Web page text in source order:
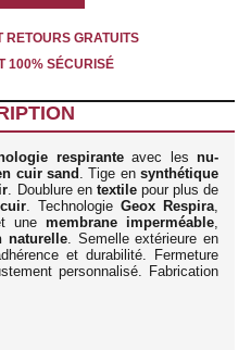
RETOURS GRATUITS
100% SÉCURISÉ
respiranteavec les nu-
cuir sand . Tige en synthétique
. Doublure en textilepour plus de
cuir. Technologie Geox Respira
une membrane imperméable
naturelle . Semelle extérieure en
et durabilité. Fermeture
personnalisé. Fabrication